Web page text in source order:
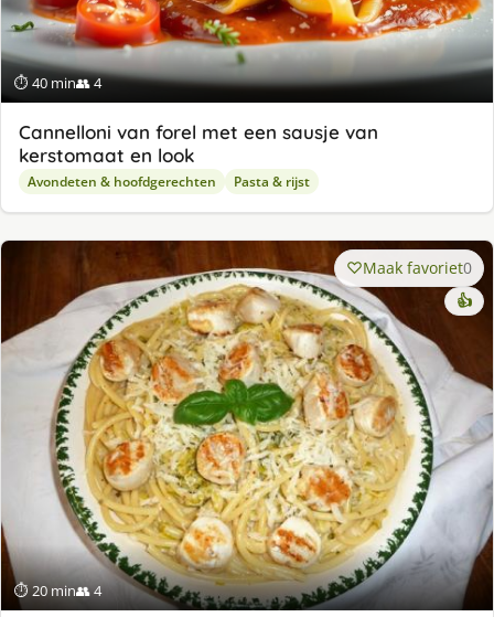
⏱ 40 min👥 4
Cannelloni van forel met een sausje van
kerstomaat en look
Avondeten & hoofdgerechten Pasta & rijst
⏱ 20 min👥 4
Maak favoriet0
👍